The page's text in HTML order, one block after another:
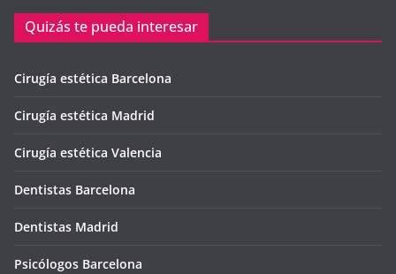
Quizás te pueda interesar
Cirugía estética Barcelona
Cirugía estética Madrid
Cirugía estética Valencia
Dentistas Barcelona
Dentistas Madrid
Psicólogos Barcelona